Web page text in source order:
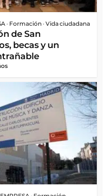
• Formación • Vida ciudadana
de San
becas y un